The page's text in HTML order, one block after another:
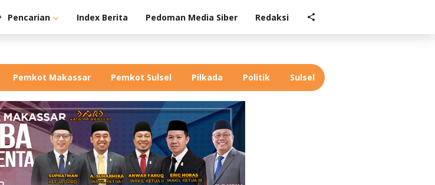
Pencarian Index Berita Pedoman Media Siber Redaksi
Pemkot Makassar Pemkot Sulsel Pilkada Politik Sulsel